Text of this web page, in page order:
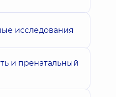
исследования
и пренатальный